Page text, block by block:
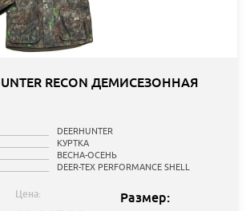
RECON ДЕМИСЕЗОННАЯ
DEERHUNTER
КУРТКА
ВЕСНА-ОСЕНЬ
DEER-TEX PERFORMANCE SHELL
Цена: Размер: